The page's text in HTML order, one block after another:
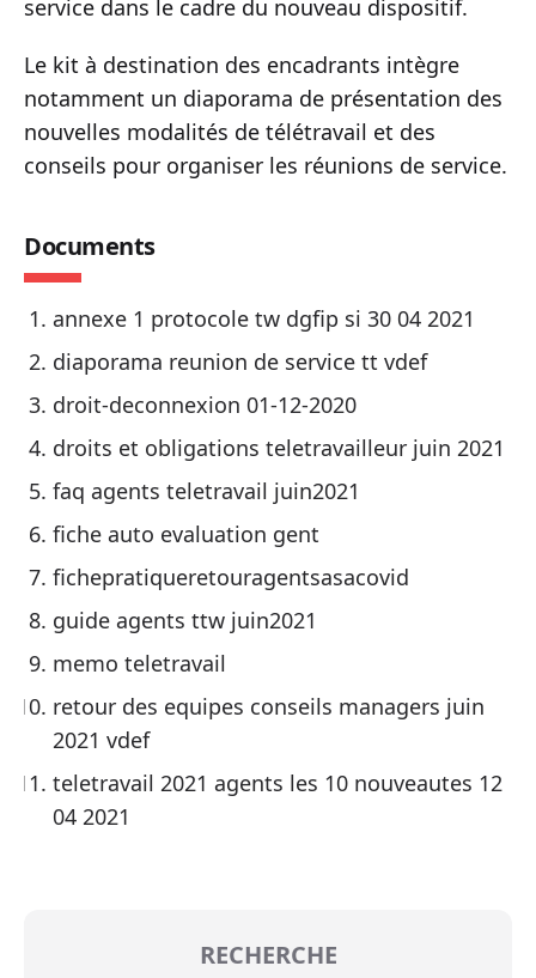
service dans le cadre du nouveau dispositif.
Le kit à destination des encadrants intègre
notamment un diaporama de présentation des
nouvelles modalités de télétravail et des
conseils pour organiser les réunions de service.
Documents
annexe 1 protocole tw dgfip si 30 04 2021
diaporama reunion de service tt vdef
droit-deconnexion 01-12-2020
droits et obligations teletravailleur juin 2021
faq agents teletravail juin2021
fiche auto evaluation gent
fichepratiqueretouragentsasacovid
guide agents ttw juin2021
memo teletravail
retour des equipes conseils managers juin
2021 vdef
teletravail 2021 agents les 10 nouveautes 12
04 2021
RECHERCHE